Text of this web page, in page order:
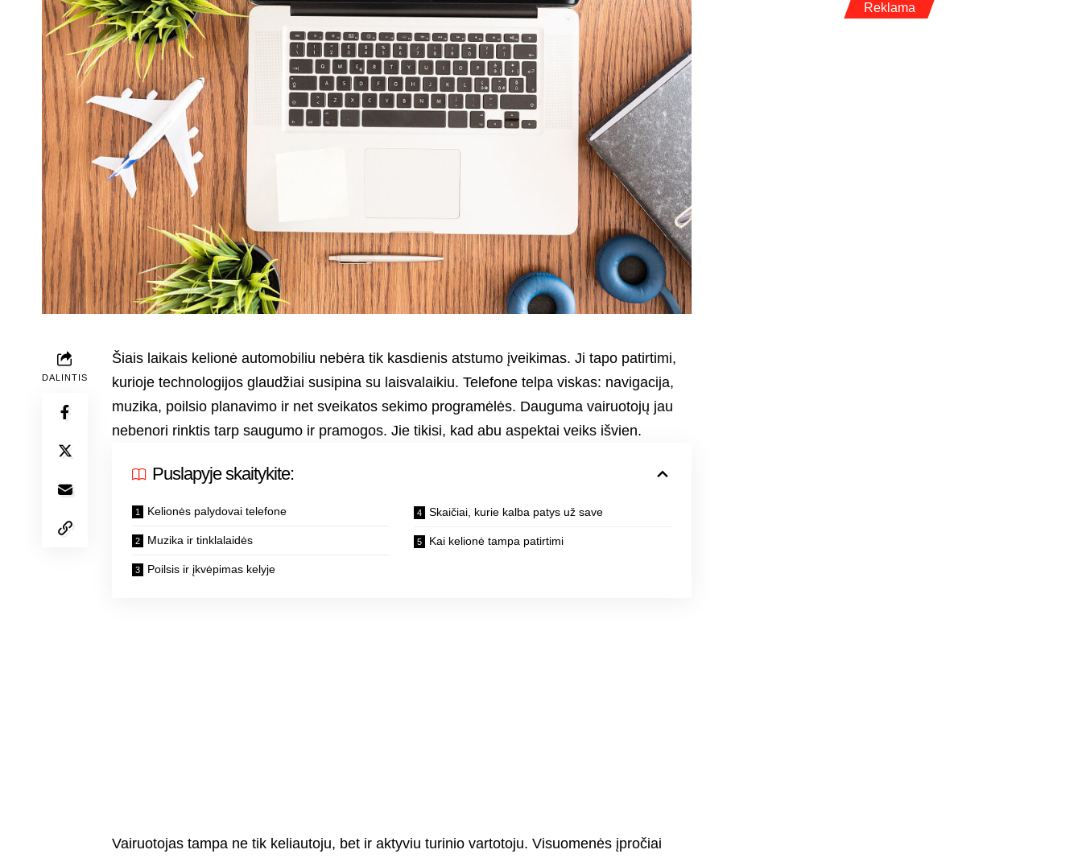
DALINTIS
Šiais laikais kelionė automobiliu nebėra tik kasdienis atstumo įveikimas. Ji tapo patirtimi,
kurioje technologijos glaudžiai susipina su laisvalaikiu. Telefone telpa viskas: navigacija,
muzika, poilsio planavimo ir net sveikatos sekimo programėlės. Dauguma vairuotojų jau
nebenori rinktis tarp saugumo ir pramogos. Jie tikisi, kad abu aspektai veiks išvien.
Puslapyje skaitykite:
Kelionės palydovai telefone
Muzika ir tinklalaidės
Poilsis ir įkvėpimas kelyje
Skaičiai, kurie kalba patys už save
Kai kelionė tampa patirtimi
Vairuotojas tampa ne tik keliautoju, bet ir aktyviu turinio vartotoju. Visuomenės įpročiai
Reklama